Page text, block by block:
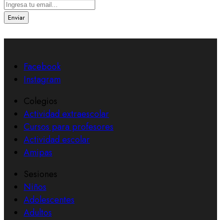
Enviar
Facebook
Instagram
Colegios
Actividad extraescolar
Cursos para profesores
Actividad escolar
Amipas
Sesiones
Niños
Adolescentes
Adultos